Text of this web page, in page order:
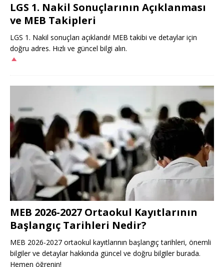
LGS 1. Nakil Sonuçlarının Açıklanması
ve MEB Takipleri
LGS 1. Nakil sonuçları açıklandı! MEB takibi ve detaylar için
doğru adres. Hızlı ve güncel bilgi alın.
MEB 2026-2027 Ortaokul Kayıtlarının
Başlangıç Tarihleri Nedir?
MEB 2026-2027 ortaokul kayıtlarının başlangıç tarihleri, önemli
bilgiler ve detaylar hakkında güncel ve doğru bilgiler burada.
Hemen öğrenin!